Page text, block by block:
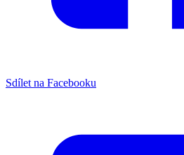
Sdílet na Facebooku